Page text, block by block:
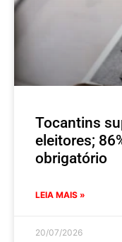
Tocantins
eleitores;
obrigatório
LEIA MAIS »
20/07/2026